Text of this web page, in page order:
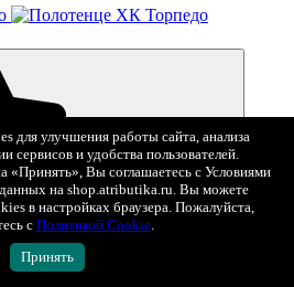
В избранное
для улучшения работы сайта, анализа
сервисов и удобства пользователей.
«Принять», Вы соглашаетесь с Условиями
на shop.atributika.ru. Вы можете
в настройках браузера. Пожалуйста,
с Политикой Cookie.
Принять